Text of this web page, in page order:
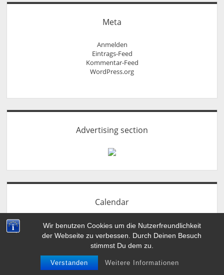
Wir benutzen Cookies um die Nutzerfreundlichkeit
der Webseite zu verbessen. Durch Deinen Besuch
stimmst Du dem zu.
Verstanden Weitere Informationen
Meta
Anmelden
Eintrags-Feed
Kommentar-Feed
WordPress.org
Advertising section
Calendar
August 2026
M
D M D F S S